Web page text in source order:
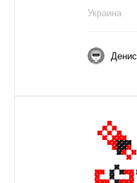
Украина
Денис